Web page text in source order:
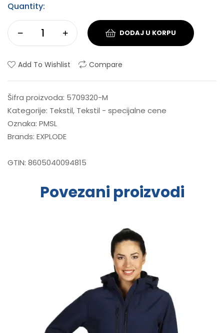
Quantity:
DODAJ U KORPU
Add To Wishlist Compare
Šifra proizvoda: 5709320-M
Kategorije: Tekstil, Tekstil - specijalne cene
Oznaka: PMSL
Brands: EXPLODE
GTIN: 8605040094815
Povezani proizvodi